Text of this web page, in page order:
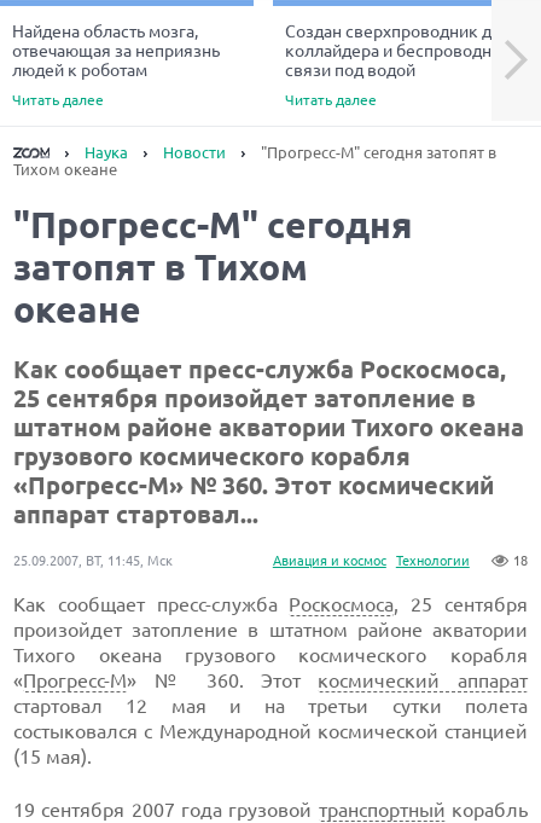
Найдена область мозга,
отвечающая за неприязнь
людей к роботам
Читать далее
Создан сверхпроводник для
коллайдера и беспроводной
связи под водой
Читать далее
Next
Наука Новости
"Прогресс-М" сегодня затопят в
Тихом океане
"Прогресс-М" сегодня
затопят в Тихом
океане
Как сообщает пресс-служба Роскосмоса,
25 сентября произойдет затопление в
штатном районе акватории Тихого океана
грузового космического корабля
«Прогресс-М» № 360. Этот космический
аппарат стартовал...
Авиация и космос Технологии 18
25.09.2007, ВТ, 11:45, Мск
Как сообщает пресс-служба Роскосмоса, 25 сентября
произойдет затопление в штатном районе акватории
Тихого океана грузового космического корабля
«Прогресс-М» № 360. Этот космический аппарат
стартовал 12 мая и на третьи сутки полета
состыковался с Международной космической станцией
(15 мая).
19 сентября 2007 года грузовой транспортный корабль